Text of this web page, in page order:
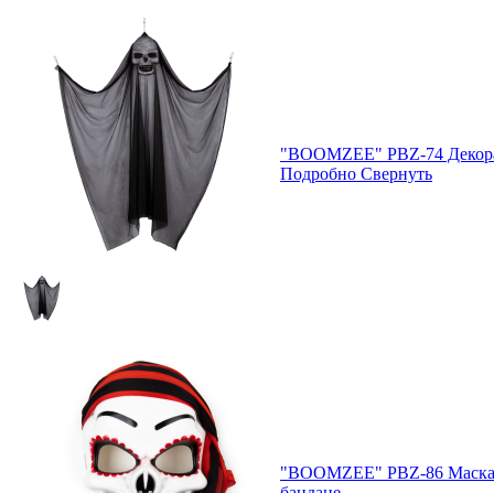
"BOOMZEE" PBZ-74
Подробно Свернуть
"BOOMZEE" PBZ-86 Маска